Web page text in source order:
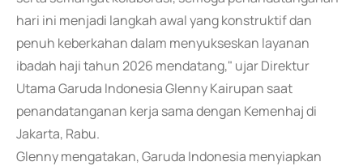
hari ini menjadi langkah awal yang konstruktif dan
penuh keberkahan dalam menyukseskan layanan
ibadah haji tahun 2026 mendatang," ujar Direktur
Utama Garuda Indonesia Glenny Kairupan saat
penandatanganan kerja sama dengan Kemenhaj di
Jakarta, Rabu.
Glenny mengatakan, Garuda Indonesia menyiapkan